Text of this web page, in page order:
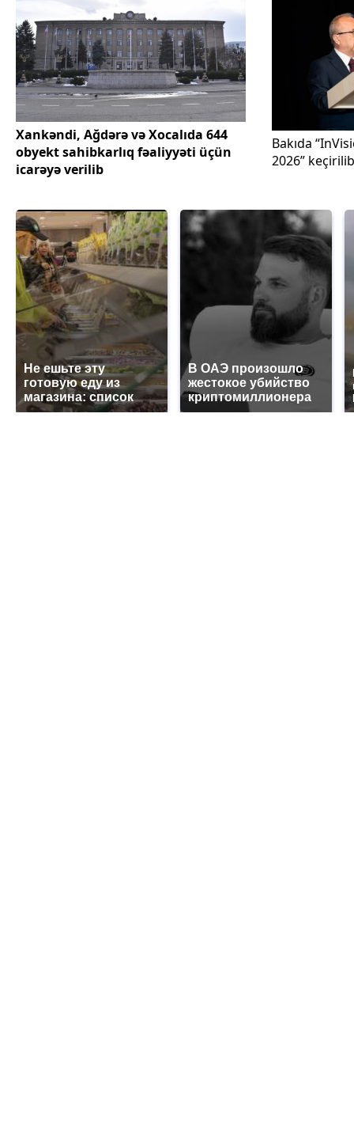
Xankəndi, Ağdərə və Xocalıda 644
obyekt sahibkarlıq fəaliyyəti üçün
icarəyə verilib
Bakıda
2026” keçirilib
Не ешьте эту
готовую еду из
магазина: список
В ОАЭ произошло
жестокое убийство
криптомиллионера